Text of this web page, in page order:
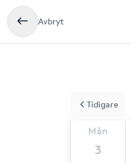
Avbryt
Mån
3
Tidigare